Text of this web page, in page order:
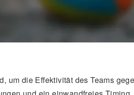
um die Effektivität des Teams